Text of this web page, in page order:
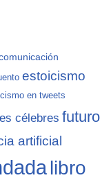
estoicismo
en tweets
célebres futuro
artificial
libro